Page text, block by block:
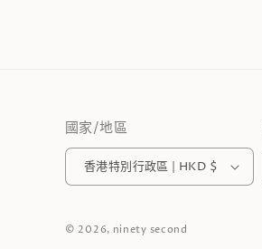
國家/地區
香港特別行政區 | HKD $
© 2026, ninety second